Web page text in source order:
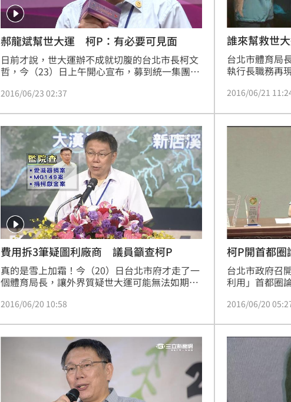
郝龍斌幫世大運 柯P：有必要可見面
日前才說，世大運辦不成就切腹的台北市長柯文
哲，今（23）日上午開心宣布，募到統一集團一
然掛蛋，只有幾家企業捐了五億贊助物資，柯文
運的執委會跟前市長郝龍斌連絡，雙方近期可能
安排會面，商討世大運的後續處理。
2016/06/23 02:37
誰來幫救世
台北市體育局
執行長職務再
刻，前台北市
找我幫忙，需
都會幫忙」。
2016/06/21
費用拆3筆疑圖利廠商 議員籲查柯P
真的是雪上加霜！今（20）日台北市府才走了一
個體育局長，讓外界質疑世大運可能無法如期舉
去年動用第二預備金279萬元執行體育場館公安
額，企圖逃避公開招標100萬元門檻，圖利特定
廠商，而北市府找來的專家，還被發現是過去和
遠雄拆夥的死對頭，被質疑是拿公帑報私仇！
2016/06/20 10:58
柯P開首都
台北市政府召
利用」首都圈
要是要探討水
席，今日的首
場，其它包括
席。
2016/06/20